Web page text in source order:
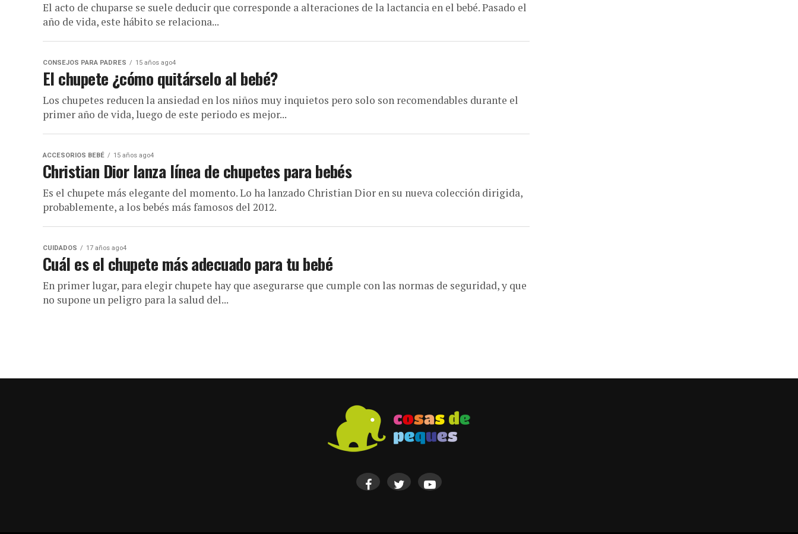
El acto de chuparse se suele deducir que corresponde a alteraciones de la lactancia en el bebé. Pasado el
año de vida, este hábito se relaciona...
CONSEJOS PARA PADRES 15 años ago4
El chupete ¿cómo quitárselo al bebé?
Los chupetes reducen la ansiedad en los niños muy inquietos pero solo son recomendables durante el
primer año de vida, luego de este periodo es mejor...
ACCESORIOS BEBÉ 15 años ago4
Christian Dior lanza línea de chupetes para bebés
Es el chupete más elegante del momento. Lo ha lanzado Christian Dior en su nueva colección dirigida,
probablemente, a los bebés más famosos del 2012.
CUIDADOS 17 años ago4
Cuál es el chupete más adecuado para tu bebé
En primer lugar, para elegir chupete hay que asegurarse que cumple con las normas de seguridad, y que
no supone un peligro para la salud del...